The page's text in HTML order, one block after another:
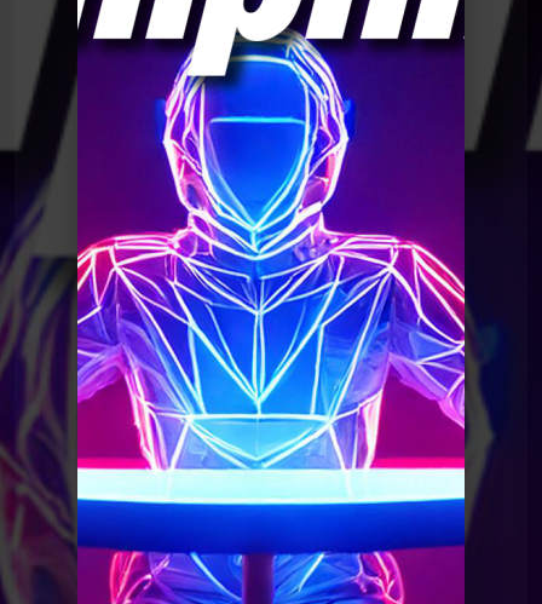
Le Poing G Le Point G! 2 La forniphilie
Le Poing G
Le Point G! 2 Un homme, deux
femmes
Le Poing G Le Point G! 2 Fantasme homos
Le Poing G Le point G! 2 Plaisirs multiples
Le Poing G Le Point G! 2 Pendant le sommeil
Le Poing G Le Point G! 2 Domination Soumission